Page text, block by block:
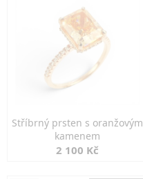
Stříbrný prsten s oranžovým
kamenem
2 100 Kč